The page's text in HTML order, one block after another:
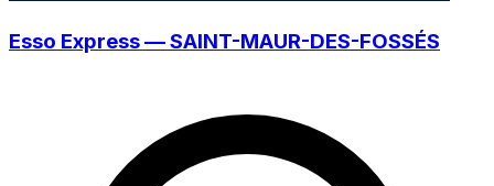
Esso Express — SAINT-MAUR-DES-FOSSÉS